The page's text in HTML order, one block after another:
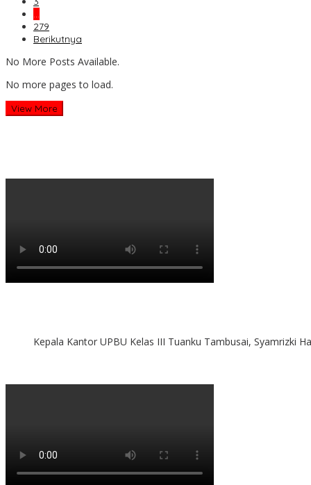
…
279
Berikutnya
No More Posts Available.
No more pages to load.
View More
Kepala Kantor UPBU Kelas III Tuanku Tambusai, Syamrizki